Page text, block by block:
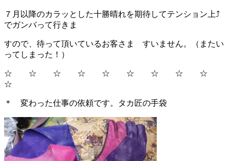
７月以降のカラッとした十勝晴れを期待してテンション上⤴
でガンバって行きま
すので、待って頂いているお客さま すいません。（またい
ってしまった！）
☆ ☆ ☆ ☆ ☆ ☆ ☆ ☆ ☆
☆
＊ 変わった仕事の依頼です。タカ匠の手袋